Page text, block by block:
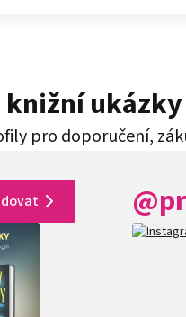
pro doporučení,